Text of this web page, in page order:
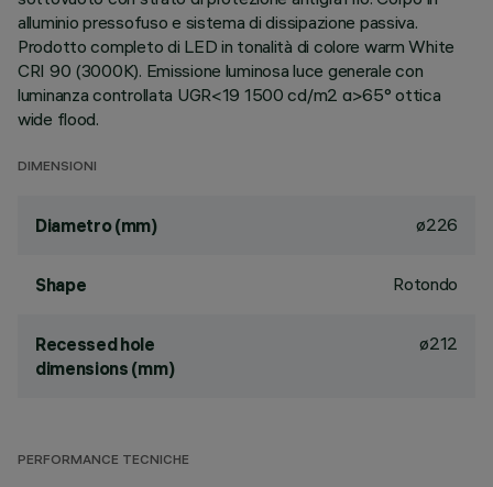
alluminio pressofuso e sistema di dissipazione passiva.
Prodotto completo di LED in tonalità di colore warm White
CRI 90 (3000K). Emissione luminosa luce generale con
luminanza controllata UGR<19 1500 cd/m2 α>65° ottica
wide flood.
DIMENSIONI
Diametro (mm) ø226
Shape Rotondo
Recessed hole
dimensions (mm)
ø212
PERFORMANCE TECNICHE